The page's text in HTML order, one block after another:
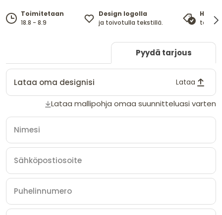
Toimitetaan
18.8 - 8.9
Design logolla
ja toivotulla tekstillä.
takaa
Pyydä tarjous
Lataa oma designisi Lataa
Lataa mallipohja omaa suunnitteluasi varten